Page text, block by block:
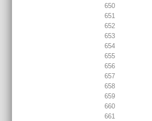
650
651
652
653
654
655
656
657
658
659
660
661